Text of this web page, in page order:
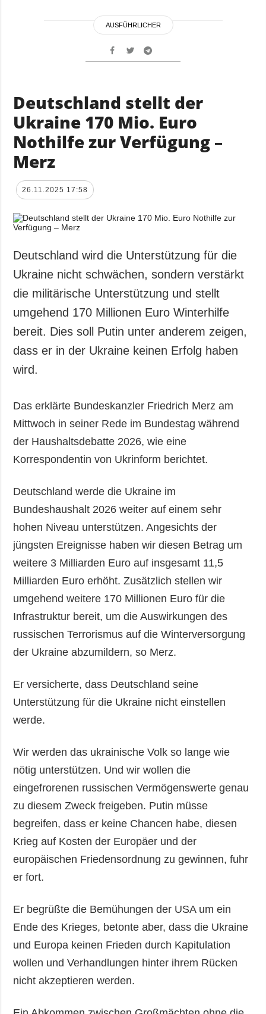
AUSFÜHRLICHER
Deutschland stellt der
Ukraine 170 Mio. Euro
Nothilfe zur Verfügung –
Merz
26.11.2025 17:58
Deutschland wird die Unterstützung für die
Ukraine nicht schwächen, sondern verstärkt
die militärische Unterstützung und stellt
umgehend 170 Millionen Euro Winterhilfe
bereit. Dies soll Putin unter anderem zeigen,
dass er in der Ukraine keinen Erfolg haben
wird.
Das erklärte Bundeskanzler Friedrich Merz am
Mittwoch in seiner Rede im Bundestag während
der Haushaltsdebatte 2026, wie eine
Korrespondentin von Ukrinform berichtet.
Deutschland werde die Ukraine im
Bundeshaushalt 2026 weiter auf einem sehr
hohen Niveau unterstützen. Angesichts der
jüngsten Ereignisse haben wir diesen Betrag um
weitere 3 Milliarden Euro auf insgesamt 11,5
Milliarden Euro erhöht. Zusätzlich stellen wir
umgehend weitere 170 Millionen Euro für die
Infrastruktur bereit, um die Auswirkungen des
russischen Terrorismus auf die Winterversorgung
der Ukraine abzumildern, so Merz.
Er versicherte, dass Deutschland seine
Unterstützung für die Ukraine nicht einstellen
werde.
Wir werden das ukrainische Volk so lange wie
nötig unterstützen. Und wir wollen die
eingefrorenen russischen Vermögenswerte genau
zu diesem Zweck freigeben. Putin müsse
begreifen, dass er keine Chancen habe, diesen
Krieg auf Kosten der Europäer und der
europäischen Friedensordnung zu gewinnen, fuhr
er fort.
Er begrüßte die Bemühungen der USA um ein
Ende des Krieges, betonte aber, dass die Ukraine
und Europa keinen Frieden durch Kapitulation
wollen und Verhandlungen hinter ihrem Rücken
nicht akzeptieren werden.